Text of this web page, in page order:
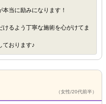
当に励みになります！
るよう丁寧な施術を心がけてま
ております♪
（女性/20代前半）